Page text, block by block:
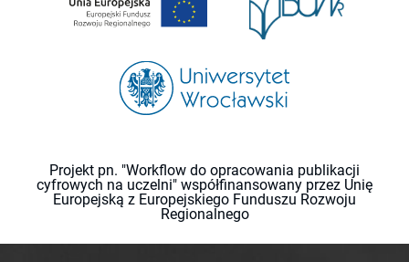
Projekt pn. "Workflow do opracowania publikacji
cyfrowych na uczelni" współfinansowany przez Unię
Europejską z Europejskiego Funduszu Rozwoju
Regionalnego